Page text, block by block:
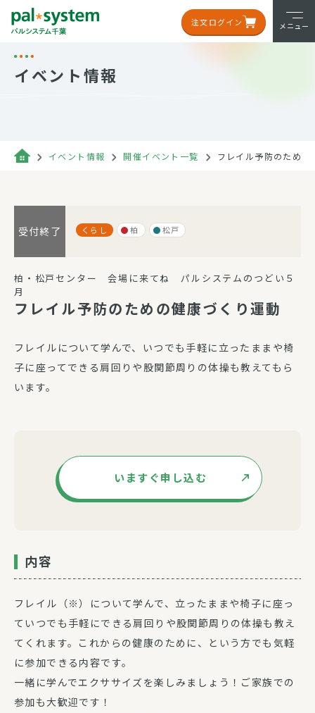
注文ログイン メニュー
イベント情報
イベント情報 開催イベント一覧 フレイル予防のための
受付終了 くらし 柏 松戸
柏・松戸センター 会場に来てね パルシステムのつどい５
月
フレイル予防のための健康づくり運動
フレイルについて学んで、いつでも手軽に立ったままや椅
子に座ってできる肩回りや股関節周りの体操も教えてもら
います。
いますぐ申し込む
内容
フレイル（※）について学んで、立ったままや椅子に座っ
ていつでも手軽にできる肩回りや股関節周りの体操も教え
てくれます。これからの健康のために、という方でも気軽
に参加できる内容です。
一緒に学んでエクササイズを楽しみましょう！ご家族での
参加も大歓迎です！